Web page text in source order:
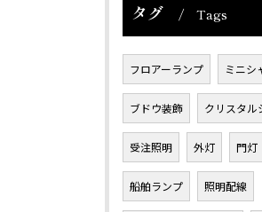
タグ Tags
フロアーランプ ミニシ
ブドウ装飾 クリスタル
受注照明 外灯 門灯
船舶ランプ 照明配線